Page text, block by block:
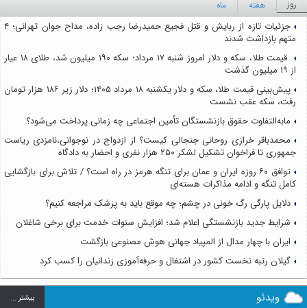
روز هفته ماه
جزئیات تازه از ربایش و قتل فجیع حمیدرضا رجب زاده، مداح جوان تهرانی؛ ۴
متهم بازداشت شدند
قیمت طلا، سکه و دلار امروز شنبه ۱۷ مرداد؛ سکه ۱۹۰ میلیون شد، طلای ۱۸ عیار
از ۱۹ میلیون گذشت
پیش‌بینی قیمت طلا، سکه و دلار یکشنبه ۱۸ مرداد ۱۴۰۵؛ دلار زیر ۱۸۶ هزار تومان
رفت، سکه عقب نشست
مابه‌التفاوت حقوق بازنشستگان تأمین اجتماعی چه زمانی پرداخت می‌شود؟
محمدباقر خرازی روحانی جنجالی کیست؟ از ازدواج در نوجوانی،نامزدی ریاست
جمهوری تا فراخوان تشکیل لشکر ۲۵۰ هزار نفری و احضار به دادگاه
توافق ۶۰ روزه ایران و عمان برای تنگه هرمز در راه است؟ / تلاش برای بازگشایی
کامل تنگه و ادامه مذاکرات هسته‌ای
دلایل پارگی رگ خونی در چشم؛ چه موقع باید به پزشک مراجعه کنیم؟
شرایط جدید بازنشستگی اعلام شد؛ افزایش سنوات خدمت برای برخی شاغلان
ایران با چهار مدال از المپیاد جهانی هوش مصنوعی بازگشت
گیلان رتبه نخست کشور در اشتغال و حرفه‌آموزی زندانیان را کسب کرد
ویدئو بيشتر ...